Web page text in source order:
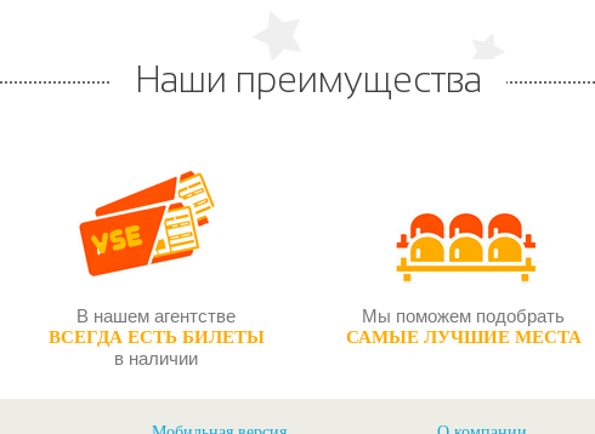
Наши преимущества
В нашем агентстве
ВСЕГДА ЕСТЬ БИЛЕТЫ
в наличии
Мы поможем подобрать
САМЫЕ ЛУЧШИЕ МЕСТА